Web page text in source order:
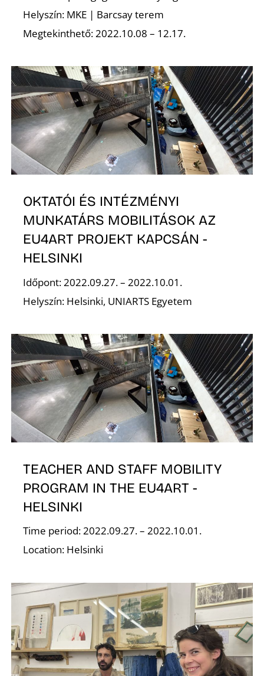
Helyszín: MKE | Barcsay terem
Megtekinthető: 2022.10.08 – 12.17.
OKTATÓI ÉS INTÉZMÉNYI
MUNKATÁRS MOBILITÁSOK AZ
EU4ART PROJEKT KAPCSÁN -
HELSINKI
Időpont: 2022.09.27. – 2022.10.01.
Helyszín: Helsinki, UNIARTS Egyetem
TEACHER AND STAFF MOBILITY
PROGRAM IN THE EU4ART -
HELSINKI
Time period: 2022.09.27. – 2022.10.01.
Location: Helsinki